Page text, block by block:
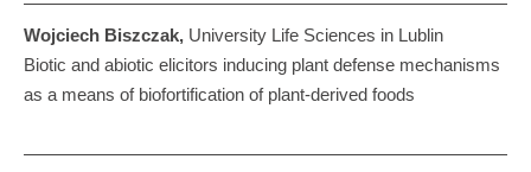
Wojciech Biszczak, University Life Sciences in Lublin
Biotic and abiotic elicitors inducing plant defense mechanisms
as a means of biofortification of plant-derived foods